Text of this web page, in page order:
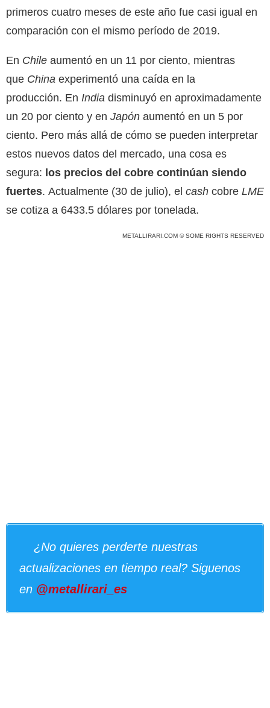
primeros cuatro meses de este año fue casi igual en
comparación con el mismo período de 2019.
En Chile aumentó en un 11 por ciento, mientras
que China experimentó una caída en la
producción. En India disminuyó en aproximadamente
un 20 por ciento y en Japón aumentó en un 5 por
ciento. Pero más allá de cómo se pueden interpretar
estos nuevos datos del mercado, una cosa es
segura: los precios del cobre continúan siendo
fuertes. Actualmente (30 de julio), el cash cobre LME
se cotiza a 6433.5 dólares por tonelada.
METALLIRARI.COM © SOME RIGHTS RESERVED
¿No quieres perderte nuestras
actualizaciones en tiempo real? Siguenos
en @metallirari_es